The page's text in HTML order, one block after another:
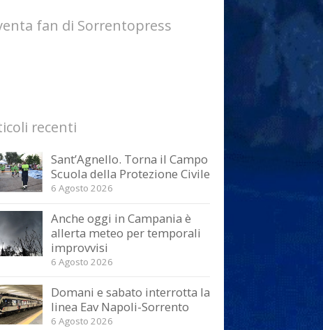
fan di Sorrentopress
recenti
Sant’Agnello. Torna il Campo
Scuola della Protezione Civile
6 Agosto 2026
Anche oggi in Campania è
allerta meteo per temporali
improvvisi
6 Agosto 2026
Domani e sabato interrotta la
linea Eav Napoli-Sorrento
6 Agosto 2026